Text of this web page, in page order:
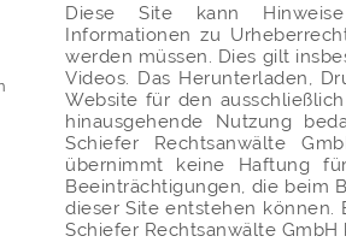
Diese Site kann
Informationen zu
werden müssen. Dies gilt
Videos. Das Herunterladen,
Website für den
hinausgehende Nutzung
Schiefer Rechtsanwälte
übernimmt keine Haftung
Beeinträchtigungen, die beim
dieser Site entstehen können.
Schiefer Rechtsanwälte